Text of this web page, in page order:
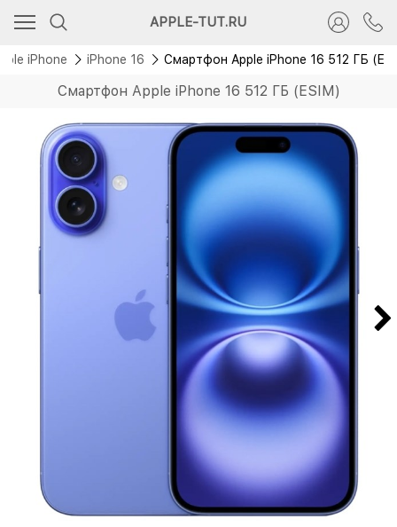
APPLE-TUT.RU
iPhone iPhone 16 Смартфон Apple iPhone 16 512 ГБ
Смартфон Apple iPhone 16 512 ГБ (ESIM)
Новинка
Без RuStore